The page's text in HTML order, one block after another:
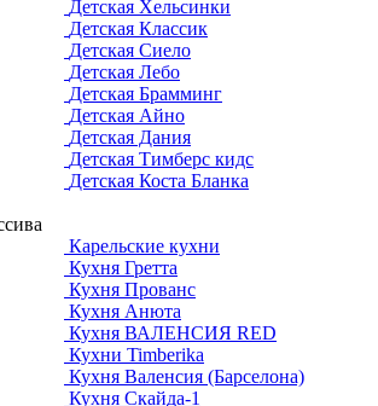
Детская Хельсинки
Детская Классик
Детская Сиело
Детская Лебо
Детская Брамминг
Детская Айно
Детская Дания
Детская Тимберс кидс
Детская Коста Бланка
Карельские кухни
Кухня Гретта
Кухня Прованс
Кухня Анюта
Кухня ВАЛЕНСИЯ RED
Кухни Timberika
Кухня Валенсия (Барселона)
Кухня Скайда-1